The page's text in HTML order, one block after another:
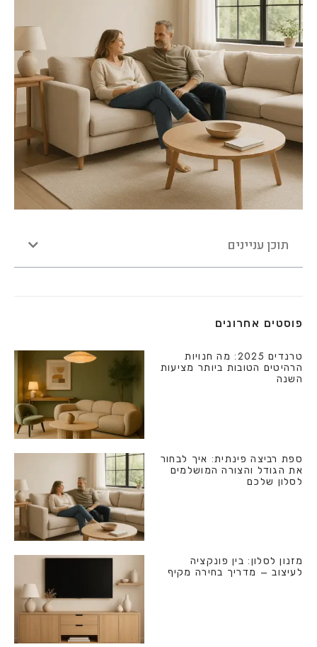
תוכן עניינים
פוסטים אחרונים
טרנדים 2025: מה חנויות
הרהיטים הטובות ביותר מציעות
השנה
ספת רביצה פינתית: איך לבחור
את הגודל והצורה המושלמים
לסלון שלכם
מזנון לסלון: בין פונקציה
לעיצוב – מדריך בחירה מקיף